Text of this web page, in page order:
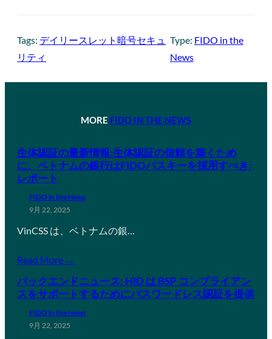
Tags: デイリースレット暗号セキュ
リティ
Type: FIDO in the
News
MORE FIDO IN THE NEWS
生体認証の最新情報:生体認証の信頼を築くため
に、ベトナムの銀行はFIDOパスキーを採用すべき:
レポート
FIDO in the News
9月 22, 2025
VinCSS は、ベトナムの銀…
Read More →
バックエンドニュース: HID は BSP コンプライアン
スをサポートするためにパスワードレス認証を提供
FIDO in the News
9月 22, 2025